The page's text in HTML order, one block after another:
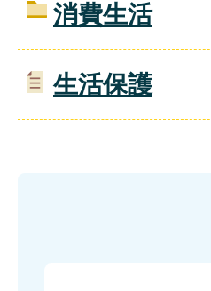
消費生活
生活保護